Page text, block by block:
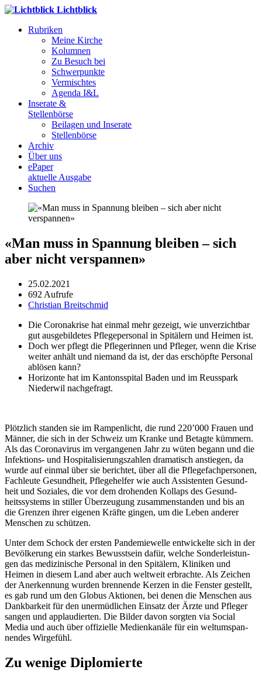
Lichtblick
Rubriken
Meine Kirche
Kolumnen
Zu Besuch bei
Schwerpunkte
Vermischtes
Agenda I&L
Inserate &
Stellenbörse
Beilagen und Inserate
Stellenbörse
Archiv
Über uns
ePaper
aktuelle Ausgabe
Suchen
«Man muss in Spannung bleiben – ​sich
aber nicht verspannen»
25.02.2021
692 Aufrufe
Christian Breitschmid
Die Coro­n­akrise hat ein­mal mehr gezeigt, wie unverzicht­bar
gut aus­ge­bildetes Pflegeper­son­al in Spitälern und Heimen ist.
Doch wer pflegt die Pflegerin­nen und Pfleger, wenn die Krise
weit­er anhält und nie­mand da ist, der das erschöpfte Per­son­al
ablösen kann?
Hor­i­zonte hat im Kan­ton­sspi­tal Baden und im Reuss­park
Nieder­wil nachge­fragt.
Plöt­zlich standen sie im Ram­p­en­licht, die rund 220’000 Frauen und
Män­ner, die sich in der Schweiz um Kranke und Betagte küm­mern.
Als das Coro­n­avirus im ver­gan­genen Jahr zu wüten begann und die
Infek­tions- und Hos­pi­tal­isierungszahlen drama­tisch anstiegen, da
wurde auf ein­mal über sie berichtet, über all die Pflege­fach­per­so­n­en,
Fach­leute Gesund­heit, Pflege­helfer wie auch Assis­ten­ten Gesund­
heit und Soziales, die vor dem dro­hen­den Kol­laps des Gesund­
heitssys­tems in stiller Überzeu­gung zusam­men­standen und bis an
die Gren­zen ihrer eige­nen Kräfte gin­gen, um die Leben ander­er
Men­schen zu schützen.
Unter dem Schock der ersten Pan­demiewelle entwick­elte sich in der
Bevölkerung ein starkes Bewusst­sein dafür, welche Son­der­leis­tun­
gen das medi­zinis­che Per­son­al in den Spitälern, Kliniken und
Heimen in diesem Land aber auch weltweit erbrachte. Als Zeichen
der Anerken­nung wur­den bren­nende Kerzen in die Fen­ster gestellt,
es gab rund um den Globus Aktio­nen, bei denen die Men­schen aus
Dankbarkeit für den uner­müdlichen Ein­satz der Ärzte und Pfleger
san­gen und applaudierten. Die Bilder davon sorgten via Social
Media und auch über offizielle Medi­enkanäle für ein wel­tumspan­
nen­des Wirge­fühl.
Zu wenige Diplomierte